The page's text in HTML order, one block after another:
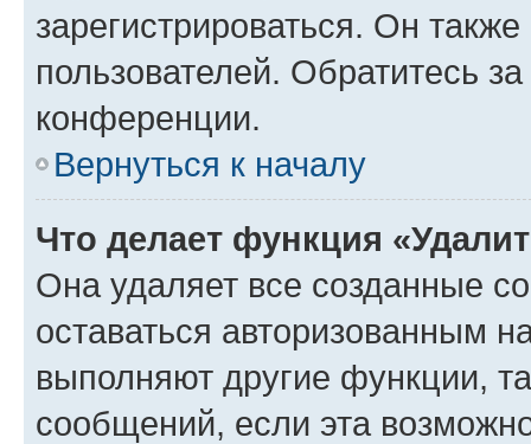
зарегистрироваться. Он
пользователей. Обратитесь
конференции.
Вернуться к началу
Что делает функция
Она удаляет все созданные
оставаться авторизованным
выполняют другие функции,
сообщений, если эта